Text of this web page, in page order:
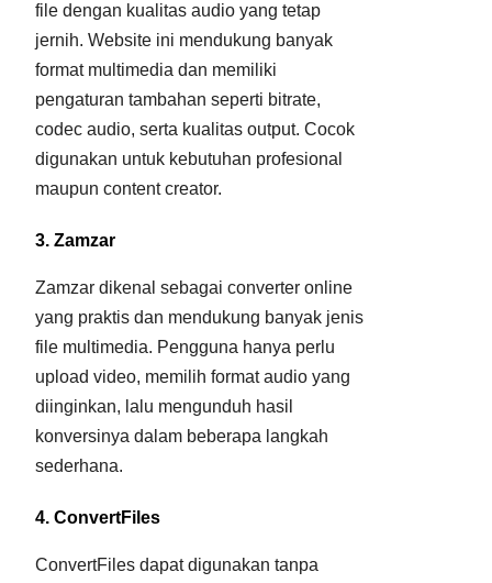
file dengan kualitas audio yang tetap
jernih. Website ini mendukung banyak
format multimedia dan memiliki
pengaturan tambahan seperti bitrate,
codec audio, serta kualitas output. Cocok
digunakan untuk kebutuhan profesional
maupun content creator.
3. Zamzar
Zamzar dikenal sebagai converter online
yang praktis dan mendukung banyak jenis
file multimedia. Pengguna hanya perlu
upload video, memilih format audio yang
diinginkan, lalu mengunduh hasil
konversinya dalam beberapa langkah
sederhana.
4. ConvertFiles
ConvertFiles dapat digunakan tanpa